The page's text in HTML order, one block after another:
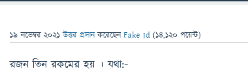
19 নভেম্বর 2021 উত্তর প্রদান করেছেনFake Id (14,120 পয়েন্ট)
রজন তিন রকমের হয় । যথা:-